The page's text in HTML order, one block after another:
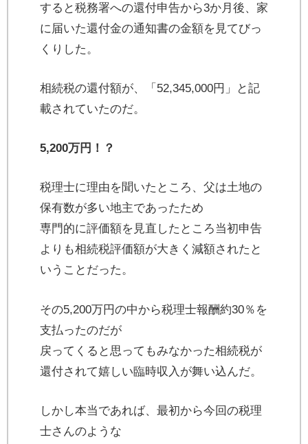
すると税務署への還付申告から3か月後、家
に届いた還付金の通知書の金額を見てびっ
くりした。
相続税の還付額が、「52,345,000円」と記
載されていたのだ。
5,200万円！？
税理士に理由を聞いたところ、父は土地の
保有数が多い地主であったため
専門的に評価額を見直したところ当初申告
よりも相続税評価額が大きく減額されたと
いうことだった。
その5,200万円の中から税理士報酬約30％を
支払ったのだが
戻ってくると思ってもみなかった相続税が
還付されて嬉しい臨時収入が舞い込んだ。
しかし本当であれば、最初から今回の税理
士さんのような